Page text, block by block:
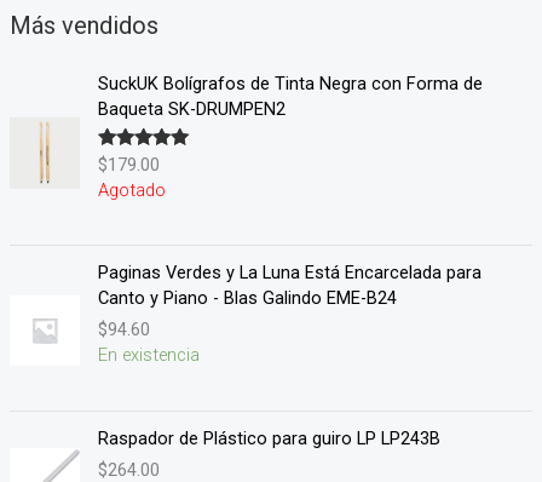
Más vendidos
SuckUK Bolígrafos de Tinta Negra con Forma de
Baqueta SK-DRUMPEN2
Valorado en
5.00 de 5
$179.00
Agotado
Paginas Verdes y La Luna Está Encarcelada para
Canto y Piano - Blas Galindo EME-B24
$94.60
En existencia
Raspador de Plástico para guiro LP LP243B
$264.00